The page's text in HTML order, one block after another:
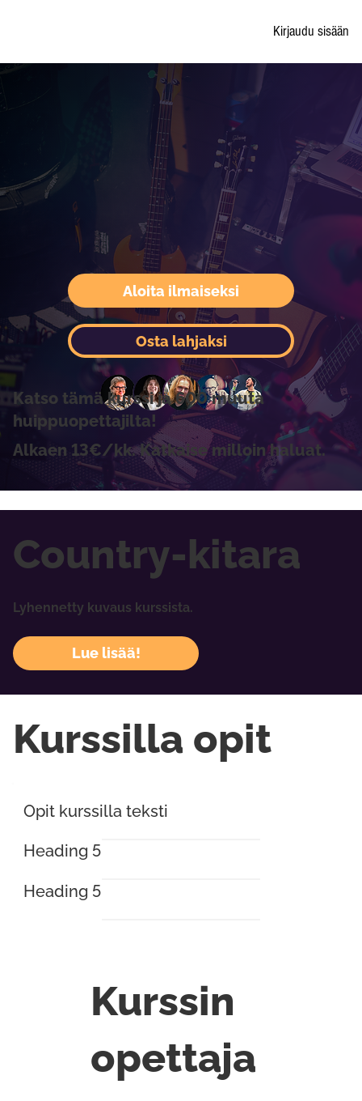
Kirjaudu sisään
Aloita ilmaiseksi
Katso tämä kurssi ja 600 muuta
huippuopettajilta!
Alkaen 13€/kk. Katkaise milloin haluat.
Osta lahjaksi
Country-kitara
Lyhennetty kuvaus kurssista.
Lue lisää!
Kurssilla opit
Opit kurssilla teksti
Heading 5
Heading 5
Kurssin
opettaja